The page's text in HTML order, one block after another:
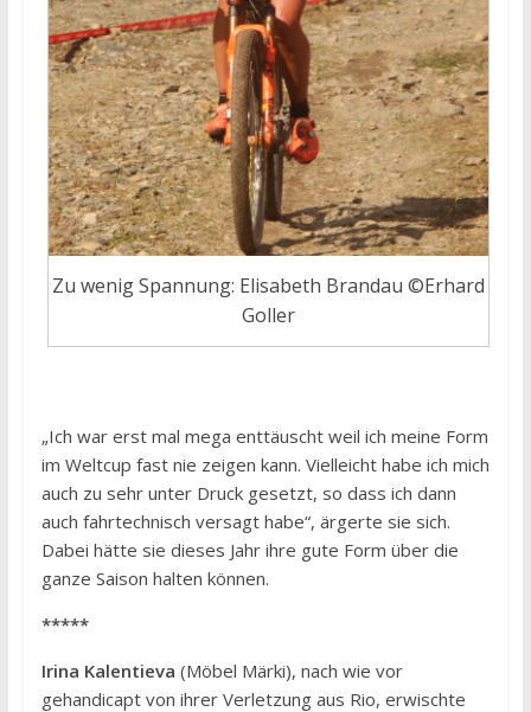
Zu wenig Spannung: Elisabeth Brandau ©Erhard
Goller
„Ich war erst mal mega enttäuscht weil ich meine Form
im Weltcup fast nie zeigen kann. Vielleicht habe ich mich
auch zu sehr unter Druck gesetzt, so dass ich dann
auch fahrtechnisch versagt habe“, ärgerte sie sich.
Dabei hätte sie dieses Jahr ihre gute Form über die
ganze Saison halten können.
*****
Irina Kalentieva (Möbel Märki), nach wie vor
gehandicapt von ihrer Verletzung aus Rio, erwischte